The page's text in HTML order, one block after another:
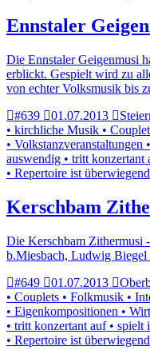
Ennstaler
Die Ennstaler Geigenmusi
erblickt. Gespielt wird zu
von echter Volksmusik bis
#639
01.07.2013
• kirchliche Musik •
• Volkstanzveranstaltungen
auswendig • tritt konzertant
• Repertoire ist
Kerschbam
Die Kerschbam Zithermusi
b.Miesbach, Ludwig Biegel
#649
01.07.2013
• Couplets • Folkmusik •
• Eigenkompositionen •
• tritt konzertant auf • spielt
• Repertoire ist